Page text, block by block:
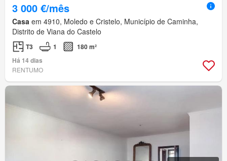
3 000 €/mês
Casa em 4910, Moledo e Cristelo, Município de Caminha,
Distrito de Viana do Castelo
T3 1
180 m²
Há 14 dias
RENTUMO